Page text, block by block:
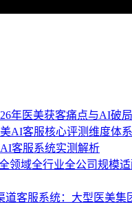
年医美获客痛点与AI破局
AI客服核心评测维度体系
客服系统实测解析
领域全行业全公司规模
道客服系统：大型医美集